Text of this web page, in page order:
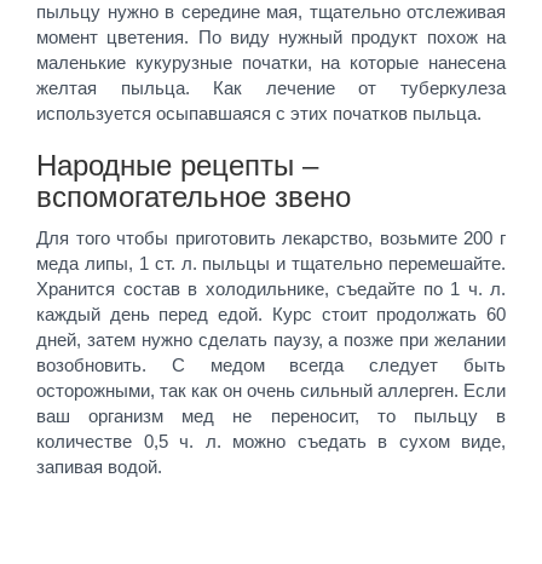
пыльцу нужно в середине мая, тщательно отслеживая
момент цветения. По виду нужный продукт похож на
маленькие кукурузные початки, на которые нанесена
желтая пыльца. Как лечение от туберкулеза
используется осыпавшаяся с этих початков пыльца.
Народные рецепты –
вспомогательное звено
Для того чтобы приготовить лекарство, возьмите 200 г
меда липы, 1 ст. л. пыльцы и тщательно перемешайте.
Хранится состав в холодильнике, съедайте по 1 ч. л.
каждый день перед едой. Курс стоит продолжать 60
дней, затем нужно сделать паузу, а позже при желании
возобновить. С медом всегда следует быть
осторожными, так как он очень сильный аллерген. Если
ваш организм мед не переносит, то пыльцу в
количестве 0,5 ч. л. можно съедать в сухом виде,
запивая водой.